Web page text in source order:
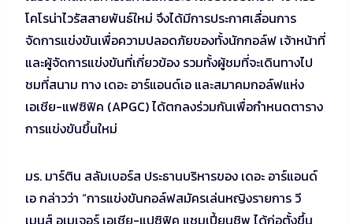
โคโรน่าไวรัสสายพันธ์ใหม่ จึงได้มีการประกาศเลื่อนการ
จัดการแข่งขันเพื่อความปลอดภัยของทั้งนักกอล์ฟ เจ้าหน้าที่
และผู้จัดการแข่งขันที่เกี่ยวข้อง รวมทั้งผู้ชมที่จะเดินทางไป
ชมที่สนาม ทาง เดอะ อาร์แอนด์เอ และสมาคมกอล์ฟแห่ง
เอเชีย-แฟซิฟิค (APGC) ได้ตกลงร่วมกันเพื่อกำหนดตาราง
การแข่งขันขึ้นใหม่
มร. มาร์ติน สลัมเบอร์ส ประธานบริหารของ เดอะ อาร์แอนด์
เอ กล่าวว่า “การแข่งขันกอล์ฟสมัครเล่นหญิงรายการ วี
เมนส์ อเมเจอร์ เอเชีย-แปซิฟิค แชมเปี้ยนชิพ ได้ก่อตั้งขึ้น